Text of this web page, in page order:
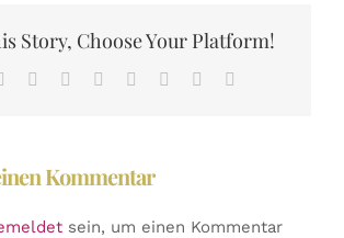
Story, Choose Your Platform!
Reddit LinkedInWhatsApp
TumblrPinterest
Kommentar
sein, um einen Kommentar